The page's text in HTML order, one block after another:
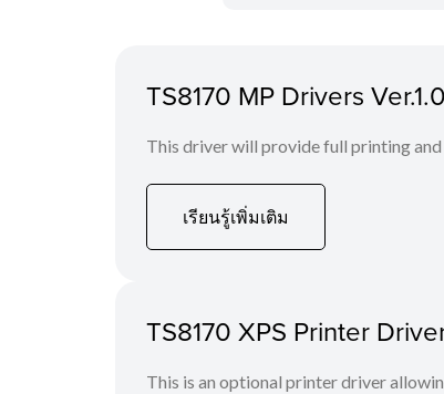
TS8170 MP Drivers
This driver will provide full printing
เรียนรู้เพิ่มเติม
TS8170 XPS Printer
This is an optional printer driver